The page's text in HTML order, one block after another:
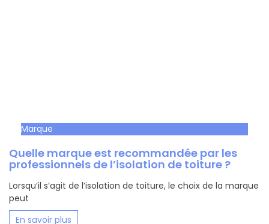
Marque
Quelle marque est recommandée par les
professionnels de l’isolation de toiture ?
Lorsqu’il s’agit de l’isolation de toiture, le choix de la marque
peut
En savoir plus